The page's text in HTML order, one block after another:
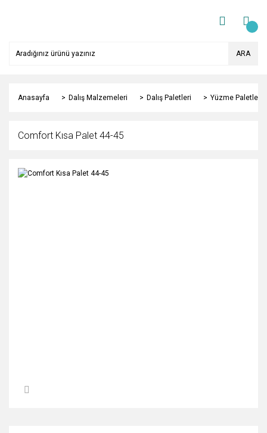
ARA
Anasayfa Dalış Malzemeleri Dalış Paletleri Yüzme Paletleri
Comfort Kısa Palet 44-45